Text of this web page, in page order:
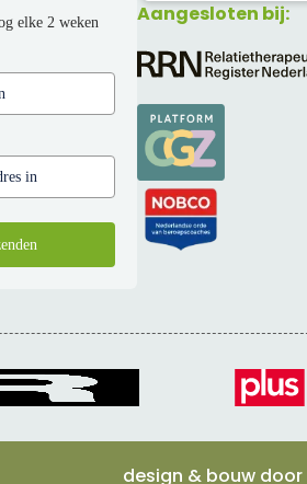
elke 2 weken
Aangesloten bij:
design & bouw door